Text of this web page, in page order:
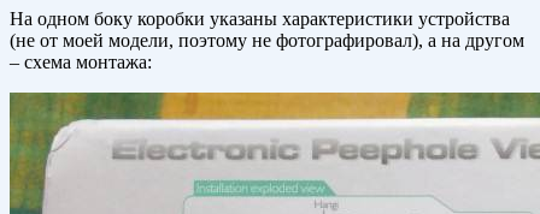
На одном боку коробки указаны характеристики устройства
(не от моей модели, поэтому не фотографировал), а на другом
– схема монтажа: